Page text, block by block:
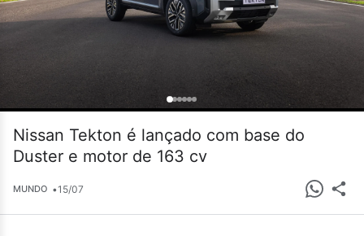
Nissan Tekton é lançado com base do
Duster e motor de 163 cv
MUNDO •15/07